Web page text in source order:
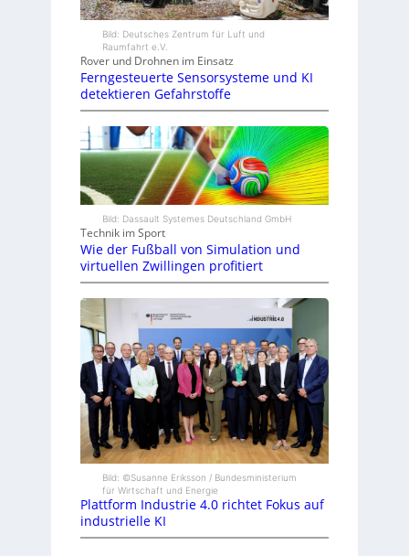
Bild: Deutsches Zentrum für Luft und
Raumfahrt e.V.
Rover und Drohnen im Einsatz
Ferngesteuerte Sensorsysteme und KI
detektieren Gefahrstoffe
Bild: Dassault Systemes Deutschland GmbH
Technik im Sport
Wie der Fußball von Simulation und
virtuellen Zwillingen profitiert
Bild: ©Susanne Eriksson / Bundesministerium
für Wirtschaft und Energie
Plattform Industrie 4.0 richtet Fokus auf
industrielle KI